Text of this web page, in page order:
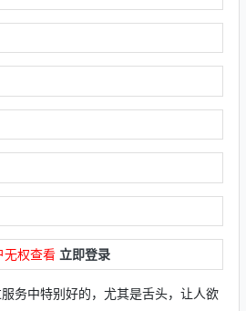
无权查看 立即登录
务中特别好的，尤其是舌头，让人欲